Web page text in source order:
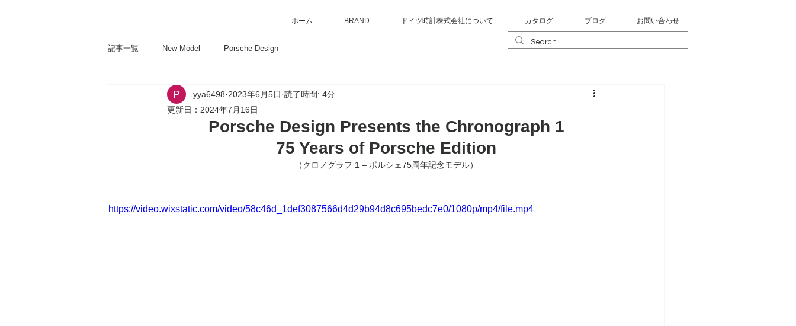
ホーム BRAND ドイツ時計株式会社について カタログ ブログ お問い合わせ
記事一覧 New Model Porsche Design
yya6498 2023年6月5日 読了時間: 4分
更新日： 2024年7月16日
Porsche Design Presents the Chronograph 1
75 Years of Porsche Edition
（クロノグラフ 1 – ポルシェ75周年記念モデル）
https://video.wixstatic.com/video/58c46d_1def3087566d4d29b94d8c695bedc7e0/1080p/mp4/file.mp4